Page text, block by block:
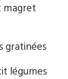
magret
gratinées
légumes